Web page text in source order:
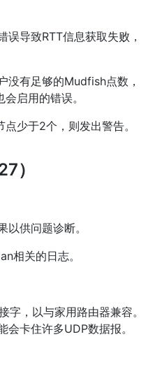
误导致RTT信息获取失败，
没有足够的Mudfish点数，
启用的错误。
少于2个，则发出警告。
）
以供问题诊断。
相关的日志。
字，以与家用路由器兼容。
会卡住许多UDP数据报。